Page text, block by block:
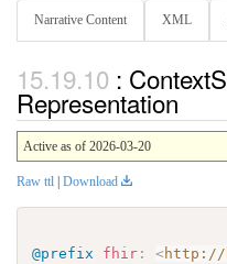
Narrative Content XML
:
Representation
Active as of 2026-03-20
Raw ttl | Download
@prefix fhir : <